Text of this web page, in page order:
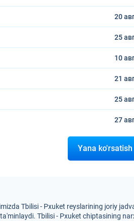
20
25
10
21
25
27
Yana ko'rsatish
Tbilisi - Pxuket reyslarining joriy
Tbilisi - Pxuket chiptasining